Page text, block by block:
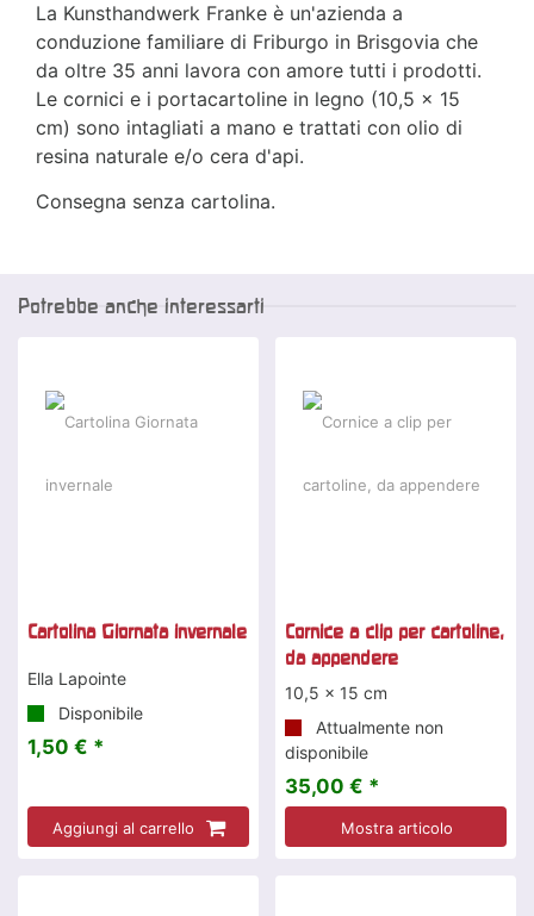
La Kunsthandwerk Franke è un'azienda a
conduzione familiare di Friburgo in Brisgovia che
da oltre 35 anni lavora con amore tutti i prodotti.
Le cornici e i portacartoline in legno (10,5 x 15
cm) sono intagliati a mano e trattati con olio di
resina naturale e/o cera d'api.
Consegna senza cartolina.
Potrebbe anche interessarti
Cartolina Giornata invernale
Ella Lapointe
Disponibile
1,50 € *
Aggiungi al carrello
Cornice a clip per cartoline,
da appendere
10,5 x 15 cm
Attualmente non
disponibile
35,00 € *
Mostra articolo